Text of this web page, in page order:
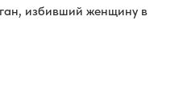
избивший женщину в